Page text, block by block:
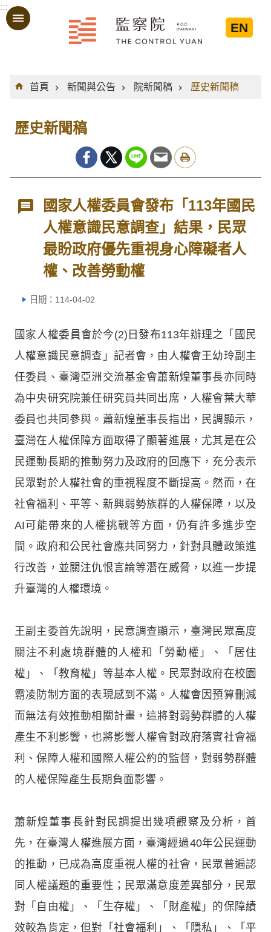
跳到主要內容區塊
:::
EN
:::
首頁
新聞與公告 院新聞稿 歷史新聞稿
歷史新聞稿
國家人權委員會發布「113年國民
人權意識民意調查」結果，民眾
最盼政府優先重視身心障礙者人
權、改善勞動權
日期：114-04-02
國家人權委員會於今(2)日發布113年辦理之「國民
人權意識民意調查」記者會，由人權會王幼玲副主
任委員、臺灣亞洲交流基金會蕭新煌董事長亦同時
為中央研究院兼任研究員共同出席，人權會葉大華
委員也共同參與。蕭新煌董事長指出，民調顯示，
臺灣在人權保障方面取得了顯著進展，尤其是在公
民運動長期的推動努力及政府的回應下，充分表示
民眾對於人權社會的重視程度不斷提高。然而，在
社會福利、平等、新興弱勢族群的人權保障，以及
AI可能帶來的人權挑戰等方面，仍有許多進步空
間。政府和公民社會應共同努力，針對具體政策進
行改善，並關注仇恨言論等潛在威脅，以進一步提
升臺灣的人權環境。
王副主委首先說明，民意調查顯示，臺灣民眾高度
關注不利處境群體的人權和「勞動權」、「居住
權」、「教育權」等基本人權。民眾對政府在校園
霸凌防制方面的表現感到不滿。人權會因預算刪減
而無法有效推動相關計畫，這將對弱勢群體的人權
產生不利影響，也將影響人權會對政府落實社會福
利、保障人權和國際人權公約的監督，對弱勢群體
的人權保障產生長期負面影響。
蕭新煌董事長針對民調提出幾項觀察及分析，首
先，在臺灣人權進展方面，臺灣經過40年公民運動
的推動，已成為高度重視人權的社會，民眾普遍認
同人權議題的重要性；民眾滿意度差異部分，民眾
對「自由權」、「生存權」、「財產權」的保障績
效較為肯定，但對「社會福利」、「隱私」、「平